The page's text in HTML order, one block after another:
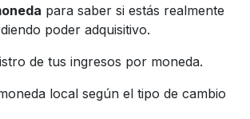
para saber si estás realmente
poder adquisitivo.
de tus ingresos por moneda.
local según el tipo de cambio